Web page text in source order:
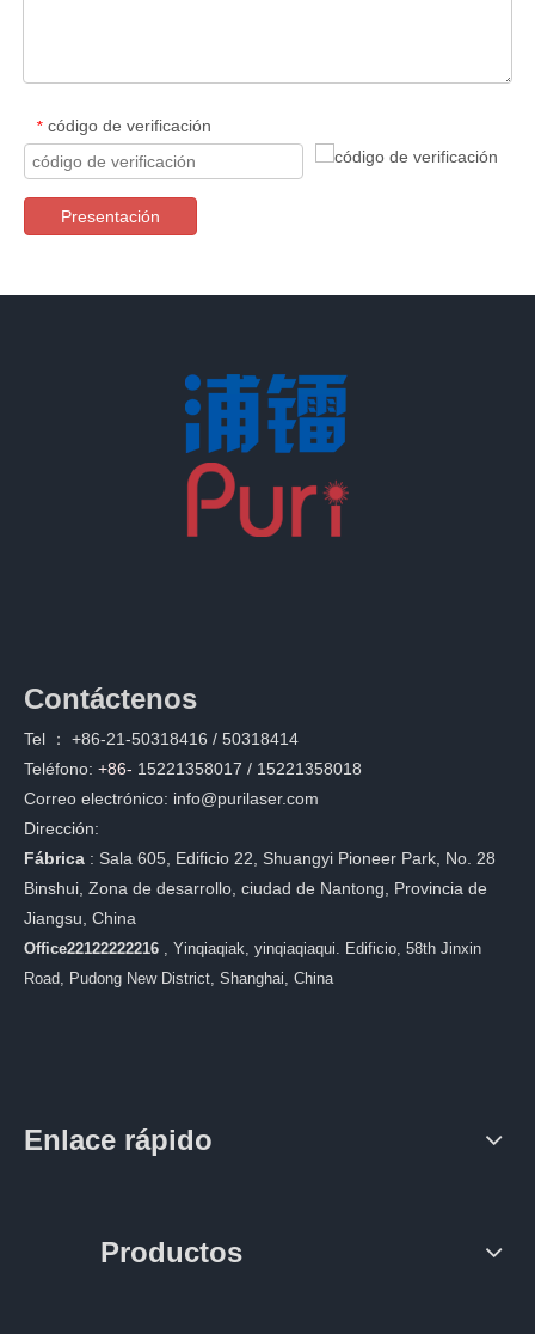
* código de verificación
Presentación
Contáctenos
Tel ： +86-21-50318416 / 50318414
Teléfono: +86- 15221358017 / 15221358018
Correo electrónico: info@purilaser.com
Dirección:
Fábrica : Sala 605, Edificio 22, Shuangyi Pioneer Park, No. 28
Binshui, Zona de desarrollo, ciudad de Nantong, Provincia de
Jiangsu, China
Office22122222216
, Yinqiaqiak, yinqiaqiaqui. Edificio, 58th Jinxin
Road, Pudong New District, Shanghai, China
Enlace rápido
Productos